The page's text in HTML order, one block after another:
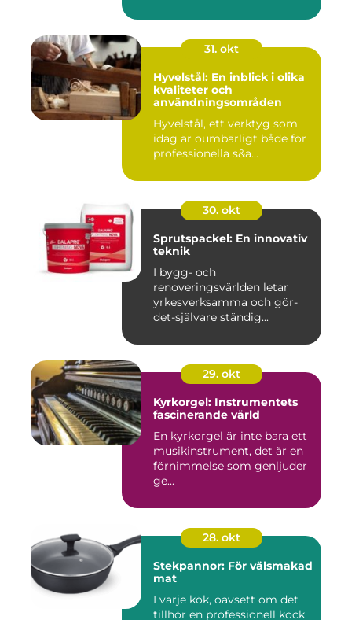
31. okt
Hyvelstål: En inblick i olika
kvaliteter och
användningsområden
Hyvelstål, ett verktyg som
idag är oumbärligt både för
professionella s&a...
30. okt
Sprutspackel: En innovativ
teknik
I bygg- och
renoveringsvärlden letar
yrkesverksamma och gör-
det-självare ständig...
29. okt
Kyrkorgel: Instrumentets
fascinerande värld
En kyrkorgel är inte bara ett
musikinstrument, det är en
förnimmelse som genljuder
ge...
28. okt
Stekpannor: För välsmakad
mat
I varje kök, oavsett om det
tillhör en professionell kock